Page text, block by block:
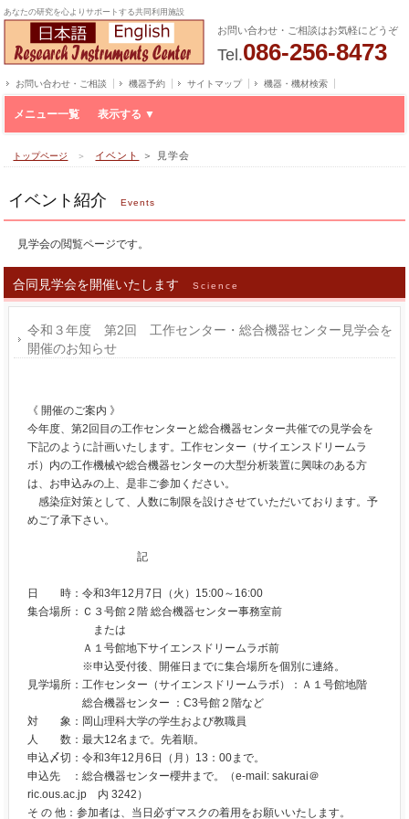
あなたの研究を心よりサポートする共同利用施設
お問い合わせ・ご相談はお気軽にどうぞ
Tel.086-256-8473
お問い合わせ・ご相談 機器予約 サイトマップ 機器・機材検索
メニュー一覧
トップページ ＞ イベント ＞ 見学会
イベント紹介 Events
見学会の閲覧ページです。
合同見学会を開催いたします Science
令和３年度 第2回 工作センター・総合機器センター見学会を
開催のお知らせ
《 開催のご案内 》
今年度、第2回目の工作センターと総合機器センター共催での見学会を
下記のように計画いたします。工作センター（サイエンスドリームラ
ボ）内の工作機械や総合機器センターの大型分析装置に興味のある方
は、お申込みの上、是非ご参加ください。
感染症対策として、人数に制限を設けさせていただいております。予
めご了承下さい。
記
日 時：令和3年12月7日（火）15:00～16:00
集合場所：Ｃ３号館２階 総合機器センター事務室前
または
Ａ１号館地下サイエンスドリームラボ前
※申込受付後、開催日までに集合場所を個別に連絡。
見学場所：工作センター（サイエンスドリームラボ）：Ａ１号館地階
総合機器センター ：C3号館２階など
対 象：岡山理科大学の学生および教職員
人 数：最大12名まで。先着順。
申込〆切：令和3年12月6日（月）13：00まで。
申込先 ：総合機器センター櫻井まで。（e-mail: sakurai＠
ric.ous.ac.jp 内 3242）
そ の 他：参加者は、当日必ずマスクの着用をお願いいたします。